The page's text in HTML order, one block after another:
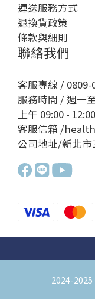
運送服務方式
退換貨政策
條款與細則
聯絡我們
客服專線 / 0809-
服務時間 / 週一
上午 09:00 -
客服信箱 /
公司地址/新北市
2024-2025